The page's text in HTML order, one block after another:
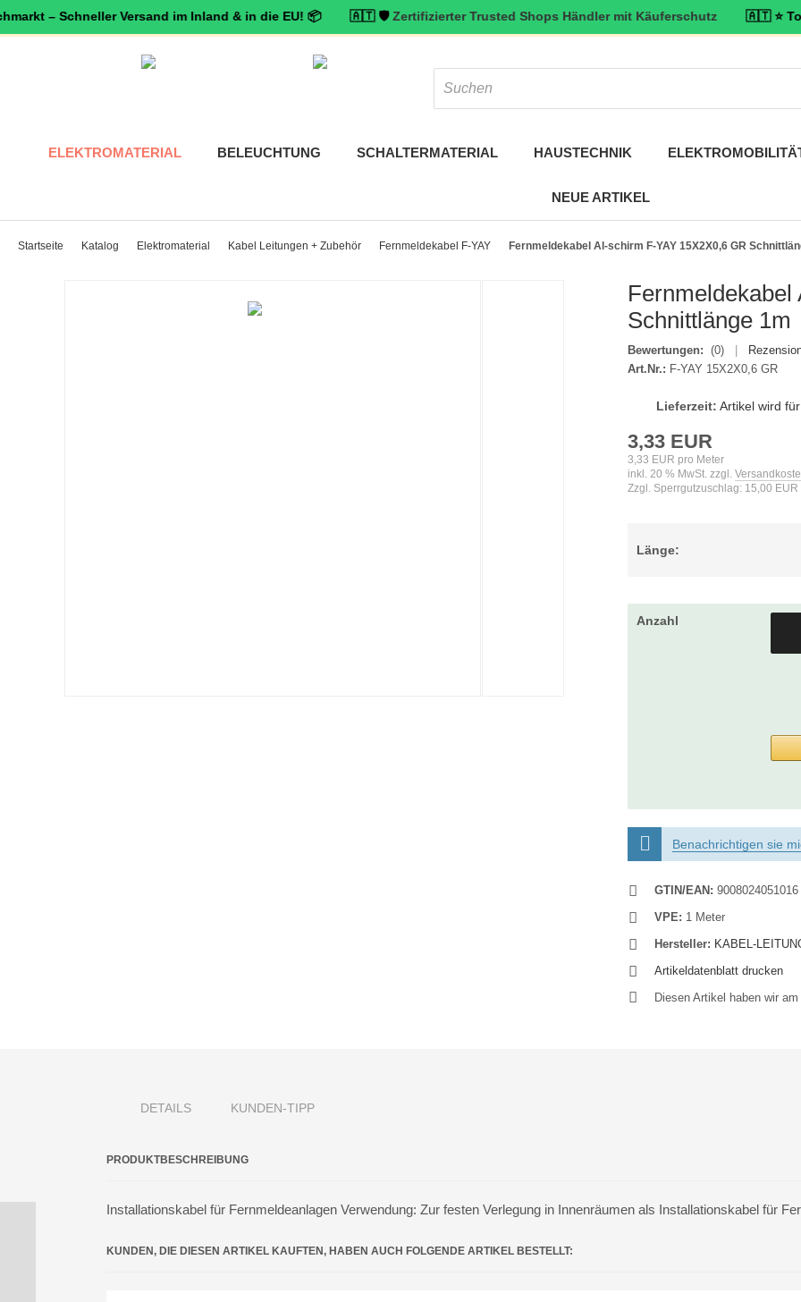
Schneller Versand im Inland & in die EU! 📦 🇦🇹 🛡️ Zertifizierter Trusted Shops Händler mit Käuferschutz🇦🇹 ⭐ Top
ELEKTROMATERIAL BELEUCHTUNG SCHALTERMATERIAL HAUSTECHNIK
NEUE ARTIKEL
Startseite Katalog Elektromaterial Kabel Leitungen + Zubehör Fernmeldekabel F-YAY Fernmeldekabel Al-schirm F-YAY 15X2X0,6 GR
Fernmeldekabel
Schnittlänge 1m
Bewertungen: (0)
Art.Nr.: F-YAY 15X2X0,6 GR
Lieferzeit: Artikel wird
3,33 EUR
3,33 EUR pro Meter
inkl. 20 % MwSt. zzgl.
Zzgl. Sperrgutzuschlag: 15,00 EUR
Länge:
Anzahl
Benachrichtigen sie
GTIN/EAN: 9008024051016
VPE: 1 Meter
Hersteller: KABEL-
Artikeldatenblatt drucken
Diesen Artikel haben wir
DETAILS KUNDEN-TIPP
PRODUKTBESCHREIBUNG
Installationskabel für Fernmeldeanlagen Verwendung: Zur festen Verlegung in Innenräumen als Installationskabel für
KUNDEN, DIE DIESEN ARTIKEL KAUFTEN, HABEN AUCH FOLGENDE ARTIKEL BESTELLT: